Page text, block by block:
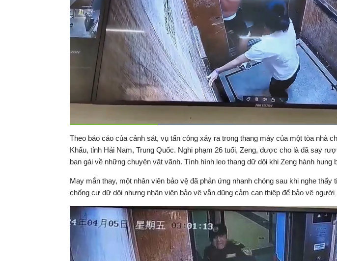
Backward
Tạm
dừng
Forward
Thời
hiện
tại
0:17 / Duration
1:05
Đã
tải
45.52%
Theo báo cáo của cảnh sát, vụ tấn công xảy ra trong thang máy của một tòa nhà
Khẩu, tỉnh Hải Nam, Trung Quốc. Nghi phạm 26 tuổi, Zeng, được cho là đã say
bạn gái về những chuyện vặt vãnh. Tình hình leo thang dữ dội khi Zeng hành hung
May mắn thay, một nhân viên bảo vệ đã phản ứng nhanh chóng sau khi nghe thấy
chống cự dữ dội nhưng nhân viên bảo vệ vẫn dũng cảm can thiệp để bảo vệ người